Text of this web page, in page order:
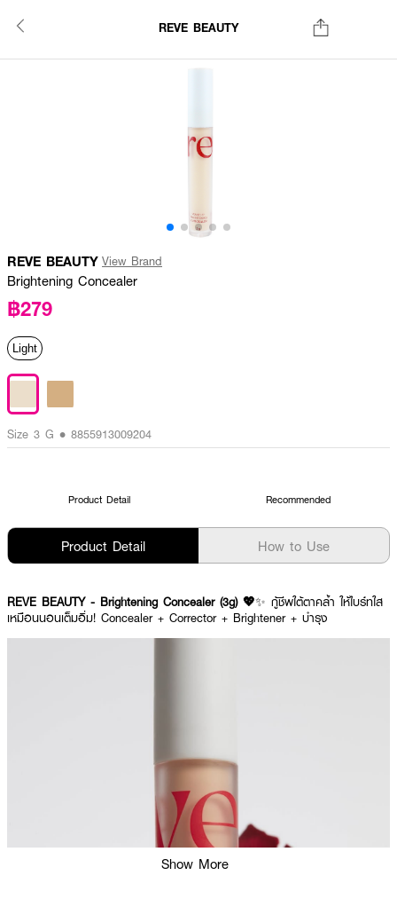
REVE BEAUTY
REVE BEAUTY View Brand
Brightening Concealer
฿279
Light
Size 3 G • 8855913009204
Product Detail Recommended
Product Detail How to Use
REVE BEAUTY - Brightening Concealer (3g) 💖✨ กู้ชีพใต้ตาคล้ำ ให้ไบร์ทใส
เหมือนนอนเต็มอิ่ม! Concealer + Corrector + Brightener + บำรุง
Show More